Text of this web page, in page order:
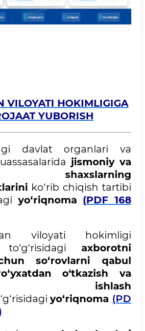
VILOYATI HOKIMLIGIGA
YUBORISH
davlat organlari va
jismoniy va
shaxslarning
ko‘rib chiqish tartibi
yo‘riqnoma (PDF 168
viloyati hokimligi
axborotni
so‘rovlarni qabul
o‘tkazish va
ishlash
yo‘riqnoma (PD